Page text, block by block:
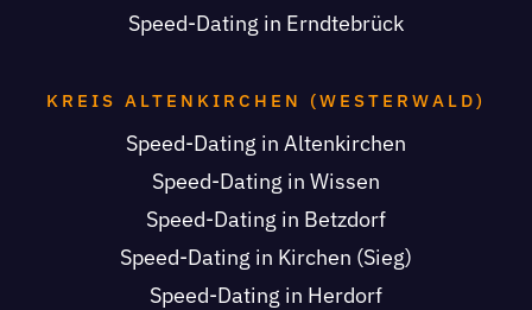
Speed-Dating in Erndtebrück
KREIS ALTENKIRCHEN (WESTERWALD)
Speed-Dating in Altenkirchen
Speed-Dating in Wissen
Speed-Dating in Betzdorf
Speed-Dating in Kirchen (Sieg)
Speed-Dating in Herdorf